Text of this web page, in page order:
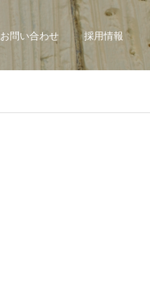
お問い合わせ 採用情報